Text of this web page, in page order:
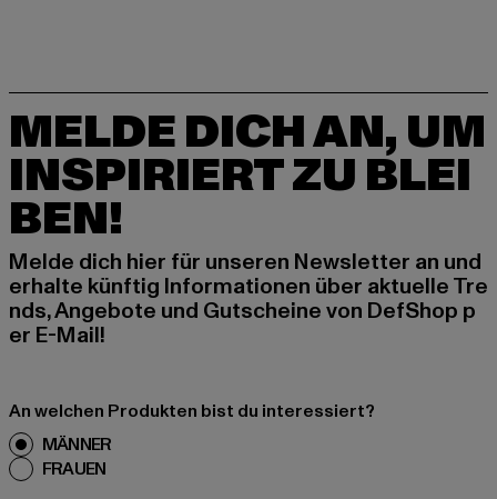
MELDE DICH AN, UM
INSPIRIERT ZU BLEI
BEN!
Melde dich hier für unseren Newsletter an und
erhalte künftig Informationen über aktuelle Tre
nds, Angebote und Gutscheine von DefShop p
er E-Mail!
An welchen Produkten bist du interessiert?
MÄNNER
FRAUEN